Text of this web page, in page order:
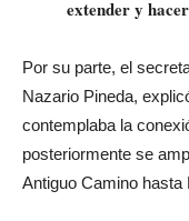
extender y
Por su parte, el
Nazario Pineda,
contemplaba la
posteriormente se
Antiguo Camino